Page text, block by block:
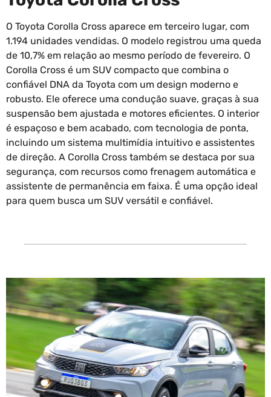
O Toyota Corolla Cross aparece em terceiro lugar, com
1.194 unidades vendidas. O modelo registrou uma queda
de 10,7% em relação ao mesmo período de fevereiro. O
Corolla Cross é um SUV compacto que combina o
confiável DNA da Toyota com um design moderno e
robusto. Ele oferece uma condução suave, graças à sua
suspensão bem ajustada e motores eficientes. O interior
é espaçoso e bem acabado, com tecnologia de ponta,
incluindo um sistema multimídia intuitivo e assistentes
de direção. A Corolla Cross também se destaca por sua
segurança, com recursos como frenagem automática e
assistente de permanência em faixa. É uma opção ideal
para quem busca um SUV versátil e confiável.